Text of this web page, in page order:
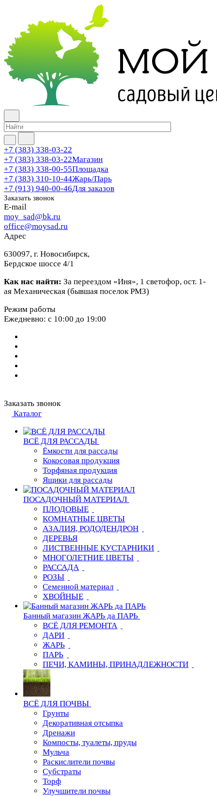
+7 (383) 338-03-22
+7 (383) 338-03-22Магазин
+7 (383) 338-00-55Площадка
+7 (383) 310-10-44Жарь/Парь
+7 (913) 940-00-46Для заказов
Заказать звонок
E-mail
moy_sad@bk.ru
office@moysad.ru
Адрес
630097, г. Новосибирск,
Бердское шоссе 4/1
Как нас найти: За переездом «Иня», 1 светофор, ост. 1-
ая Механическая (бывшая поселок РМЗ)
Режим работы
Ежедневно: с 10:00 до 19:00
Заказать звонок
Каталог
ВСЁ ДЛЯ РАССАДЫ
Ёмкости для рассады
Кокосовая продукция
Торфяная продукция
Ящики для рассады
ПОСАДОЧНЫЙ МАТЕРИАЛ
ПЛОДОВЫЕ
КОМНАТНЫЕ ЦВЕТЫ
АЗАЛИЯ, РОДОДЕНДРОН
ДЕРЕВЬЯ
ЛИСТВЕННЫЕ КУСТАРНИКИ
МНОГОЛЕТНИЕ ЦВЕТЫ
РАССАДА
РОЗЫ
Семенной материал
ХВОЙНЫЕ
Банный магазин ЖАРЬ да ПАРЬ
ВСЁ ДЛЯ РЕМОНТА
ДАРИ
ЖАРЬ
ПАРЬ
ПЕЧИ, КАМИНЫ, ПРИНАДЛЕЖНОСТИ
ВСЁ ДЛЯ ПОЧВЫ
Грунты
Декоративная отсыпка
Дренажи
Компосты, туалеты, пруды
Мульча
Раскислители почвы
Субстраты
Торф
Улучшители почвы